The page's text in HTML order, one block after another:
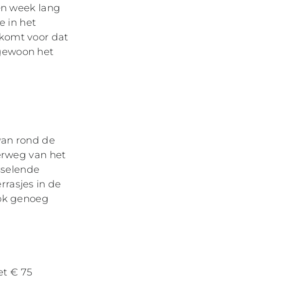
week lang
in het
voor dat
het
rond de
van het
in de
genoeg
€ 75